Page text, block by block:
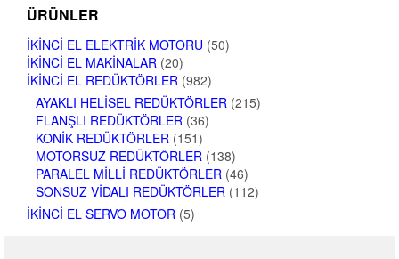
ÜRÜNLER
İKINCI EL ELEKTRIK MOTORU (50)
İKINCI EL MAKINALAR (20)
İKINCI EL REDÜKTÖRLER (982)
AYAKLI HELISEL REDÜKTÖRLER (215)
FLANŞLI REDÜKTÖRLER (36)
KONIK REDÜKTÖRLER (151)
MOTORSUZ REDÜKTÖRLER (138)
PARALEL MILLI REDÜKTÖRLER (46)
SONSUZ VIDALI REDÜKTÖRLER (112)
İKINCI EL SERVO MOTOR (5)